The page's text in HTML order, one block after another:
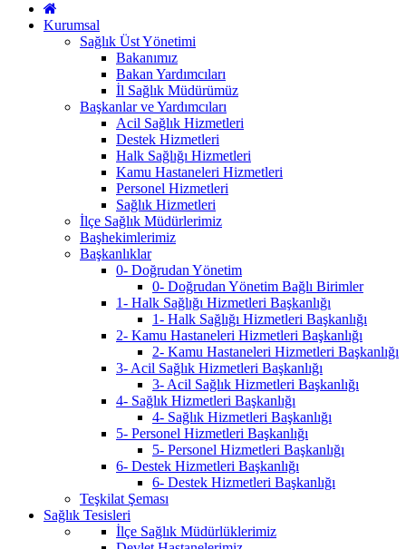
Kurumsal
Sağlık Üst Yönetimi
Bakanımız
Bakan Yardımcıları
İl Sağlık Müdürümüz
Başkanlar ve Yardımcıları
Acil Sağlık Hizmetleri
Destek Hizmetleri
Halk Sağlığı Hizmetleri
Kamu Hastaneleri Hizmetleri
Personel Hizmetleri
Sağlık Hizmetleri
İlçe Sağlık Müdürlerimiz
Başhekimlerimiz
Başkanlıklar
0- Doğrudan Yönetim
0- Doğrudan Yönetim Bağlı Birimler
1- Halk Sağlığı Hizmetleri Başkanlığı
1- Halk Sağlığı Hizmetleri Başkanlığı
2- Kamu Hastaneleri Hizmetleri Başkanlığı
2- Kamu Hastaneleri Hizmetleri Başkanlığı
3- Acil Sağlık Hizmetleri Başkanlığı
3- Acil Sağlık Hizmetleri Başkanlığı
4- Sağlık Hizmetleri Başkanlığı
4- Sağlık Hizmetleri Başkanlığı
5- Personel Hizmetleri Başkanlığı
5- Personel Hizmetleri Başkanlığı
6- Destek Hizmetleri Başkanlığı
6- Destek Hizmetleri Başkanlığı
Teşkilat Şeması
Sağlık Tesisleri
İlçe Sağlık Müdürlüklerimiz